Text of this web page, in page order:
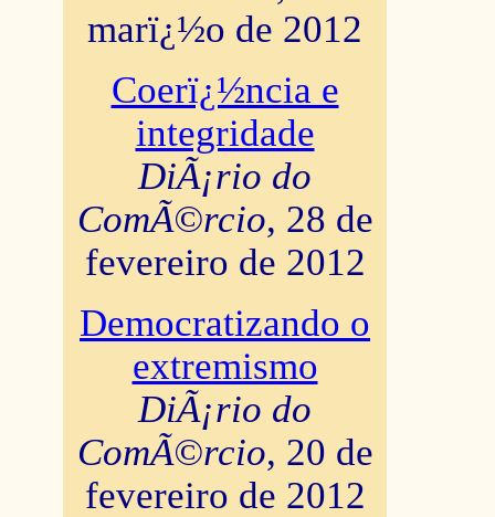
marï¿½o de 2012
Coerï¿½ncia e
integridade
DiÃ¡rio do
ComÃ©rcio, 28 de
fevereiro de 2012
Democratizando o
extremismo
DiÃ¡rio do
ComÃ©rcio, 20 de
fevereiro de 2012